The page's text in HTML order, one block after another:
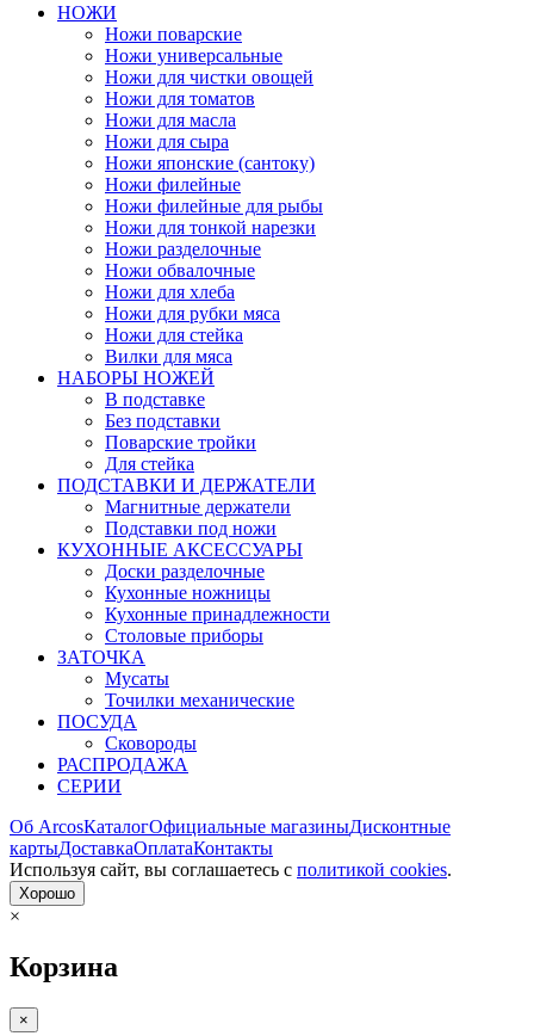
НОЖИ
Ножи поварские
Ножи универсальные
Ножи для чистки овощей
Ножи для томатов
Ножи для масла
Ножи для сыра
Ножи японские (сантоку)
Ножи филейные
Ножи филейные для рыбы
Ножи для тонкой нарезки
Ножи разделочные
Ножи обвалочные
Ножи для хлеба
Ножи для рубки мяса
Ножи для стейка
Вилки для мяса
НАБОРЫ НОЖЕЙ
В подставке
Без подставки
Поварские тройки
Для стейка
ПОДСТАВКИ И ДЕРЖАТЕЛИ
Магнитные держатели
Подставки под ножи
КУХОННЫЕ АКСЕССУАРЫ
Доски разделочные
Кухонные ножницы
Кухонные принадлежности
Столовые приборы
ЗАТОЧКА
Мусаты
Точилки механические
ПОСУДА
Сковороды
РАСПРОДАЖА
СЕРИИ
Об ArcosКаталогОфициальные магазиныДисконтные
картыДоставкаОплатаКонтакты
Используя сайт, вы согла­шаетесь с политикой cookies.
Хорошо
×
Корзина
×